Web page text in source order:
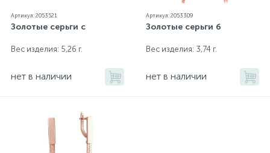
Артикул: 2053521
Золотые серьги с
Вес изделия: 5,26 г.
нет в наличии
Артикул: 2053309
Золотые серьги б
Вес изделия: 3,74 г.
нет в наличии